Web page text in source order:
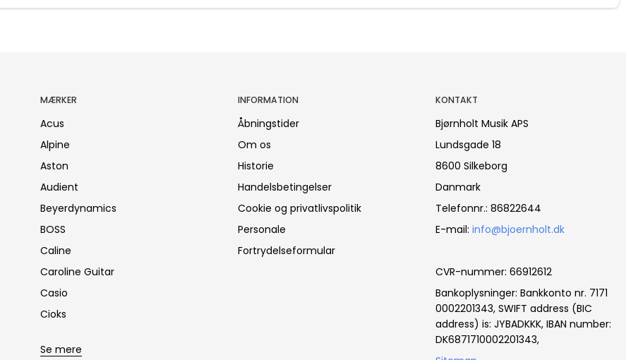
MÆRKER
Acus
Alpine
Aston
Audient
Beyerdynamics
BOSS
Caline
Caroline Guitar
Casio
Cioks
Se mere
INFORMATION
Åbningstider
Om os
Historie
Handelsbetingelser
Cookie og privatlivspolitik
Personale
Fortrydelseformular
KONTAKT
Bjørnholt Musik APS
Lundsgade 18
8600 Silkeborg
Danmark
Telefonnr.: 86822644
E-mail: info@bjoernholt.dk
CVR-nummer: 66912612
Bankoplysninger: Bankkonto nr. 7171
0002201343, SWIFT address (BIC
address) is: JYBADKKK, IBAN number:
DK6871710002201343,